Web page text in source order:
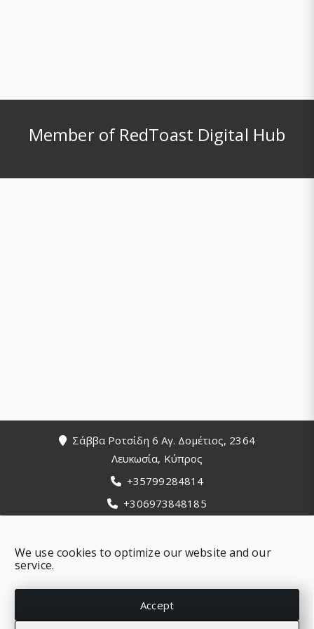
We use cookies to optimize our website and our
service.
Accept
Member of RedToast Digital Hub
FooterΣάββα Ροτσίδη 6 Αγ. Δομέτιος, 2364
Λευκωσία, Κύπρος
+35799284814
+306973848185